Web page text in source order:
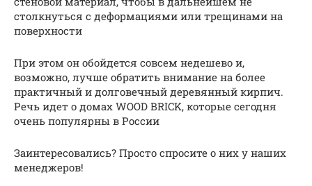
столкнуться с деформациями или трещинами на
поверхности
При этом он обойдется совсем недешево и,
возможно, лучше обратить внимание на более
практичный и долговечный деревянный кирпич.
Речь идет о домах WOOD BRICK, которые сегодня
очень популярны в России
Заинтересовались? Просто спросите о них у наших
менеджеров!